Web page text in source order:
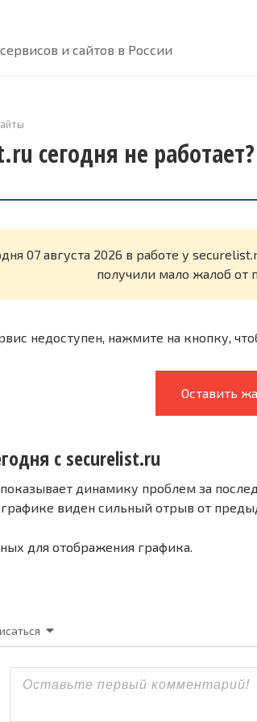
и сайтов в России
сегодня не работает?
07 августа 2026 в работе у
получили мало жалоб от
недоступен, нажмите на кнопку,
Оставить
с securelist.ru
динамику проблем за
графике виден сильный отрыв от
для отображения графика.